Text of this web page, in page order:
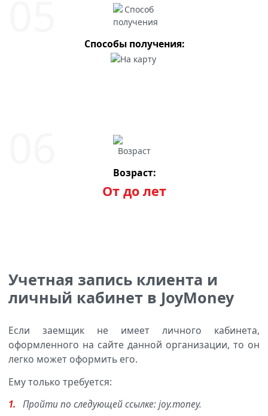
Способы получения:
Возраст:
От до лет
Учетная запись клиента и
личный кабинет в JoyMoney
Если заемщик не имеет личного кабинета,
оформленного на сайте данной организации, то он
легко может оформить его.
Ему только требуется:
Пройти по следующей ссылке: joy.money.